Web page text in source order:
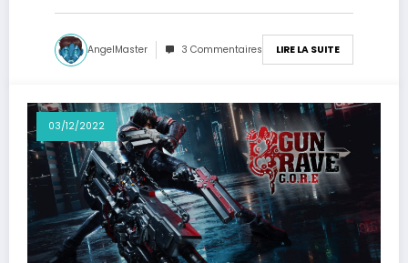
AngelMaster 3 Commentaires LIRE LA SUITE
03/12/2022